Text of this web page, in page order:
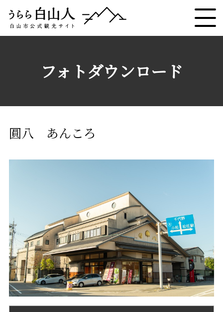
フォトダウンロード
圓八 あんころ